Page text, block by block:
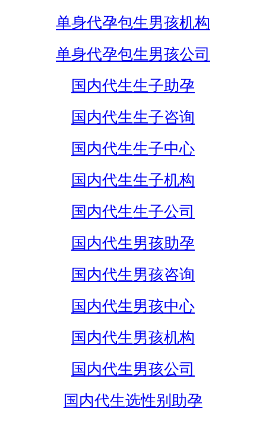
单身代孕包生男孩机构
单身代孕包生男孩公司
国内代生生子助孕
国内代生生子咨询
国内代生生子中心
国内代生生子机构
国内代生生子公司
国内代生男孩助孕
国内代生男孩咨询
国内代生男孩中心
国内代生男孩机构
国内代生男孩公司
国内代生选性别助孕